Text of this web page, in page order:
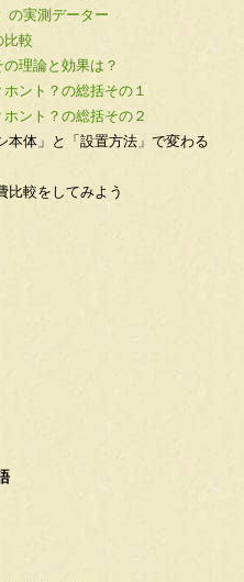
の実測データー
較
理論と効果は？
ント？の総括その１
ント？の総括その２
体」と「設置方法」で変わる
較をしてみよう